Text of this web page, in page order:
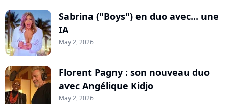
Sabrina ("Boys") en duo avec... une
IA
May 2, 2026
Florent Pagny : son nouveau duo
avec Angélique Kidjo
May 2, 2026